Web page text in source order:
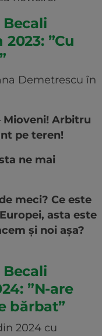
”Cu
Demetrescu în
Mioveni! Arbitru
pe teren!
ne mai
meci? Ce este
asta este
și noi așa?
”N-are
bărbat”
2024 cu